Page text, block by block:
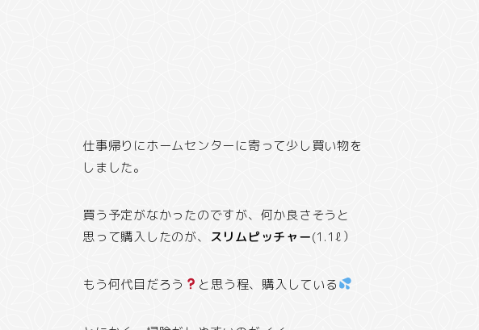
仕事帰りにホームセンターに寄って少し買い物を
しました。
買う予定がなかったのですが、何か良さそうと
思って購入したのが、
スリムピッチャー(1.1ℓ）
もう何代目だろう と思う程、購入している